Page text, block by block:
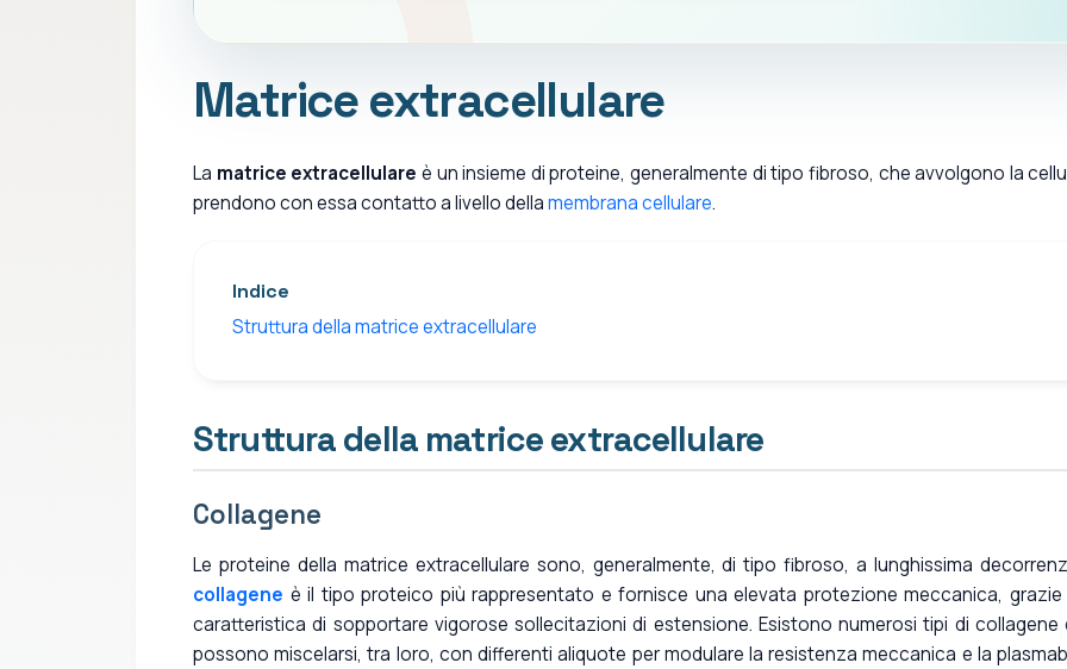
Matrice extracellulare
La matrice extracellulare è un insieme di proteine, generalmente di tipo fibroso, che avvolgono la
prendono con essa contatto a livello dellamembrana cellulare.
Indice
Struttura della matrice extracellulare
Struttura della matrice extracellulare
Collagene
Le proteine della matrice extracellulare sono, generalmente, di tipo fibroso, a lunghissima
collagene è il tipo proteico più rappresentato e fornisce una elevata protezione meccanica, grazie
caratteristica di sopportare vigorose sollecitazioni di estensione. Esistono numerosi tipi di collagene
possono miscelarsi, tra loro, con differenti aliquote per modulare la resistenza meccanica e la